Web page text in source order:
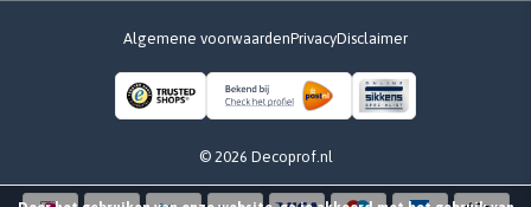
Algemene voorwaardenPrivacyDisclaimer
© 2026 Decoprof.nl